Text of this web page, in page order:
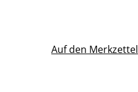
Auf den Merkzettel